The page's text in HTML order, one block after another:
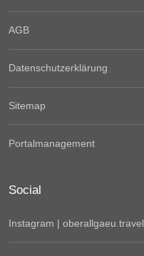
AGB
Datenschutzerklärung
Sitemap
Portalmanagement
Social
Instagram | oberallgaeu.travel